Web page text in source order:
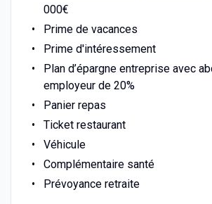
000€
Prime de vacances
Prime d'intéressement
Plan d’épargne entreprise avec
employeur de 20%
Panier repas
Ticket restaurant
Véhicule
Complémentaire santé
Prévoyance retraite